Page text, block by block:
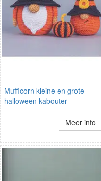
Mufficorn kleine en grote
halloween kabouter
Meer info